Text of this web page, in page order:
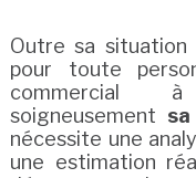
Outre sa situation
pour toute
commercial
soigneusement
nécessite une
une estimation